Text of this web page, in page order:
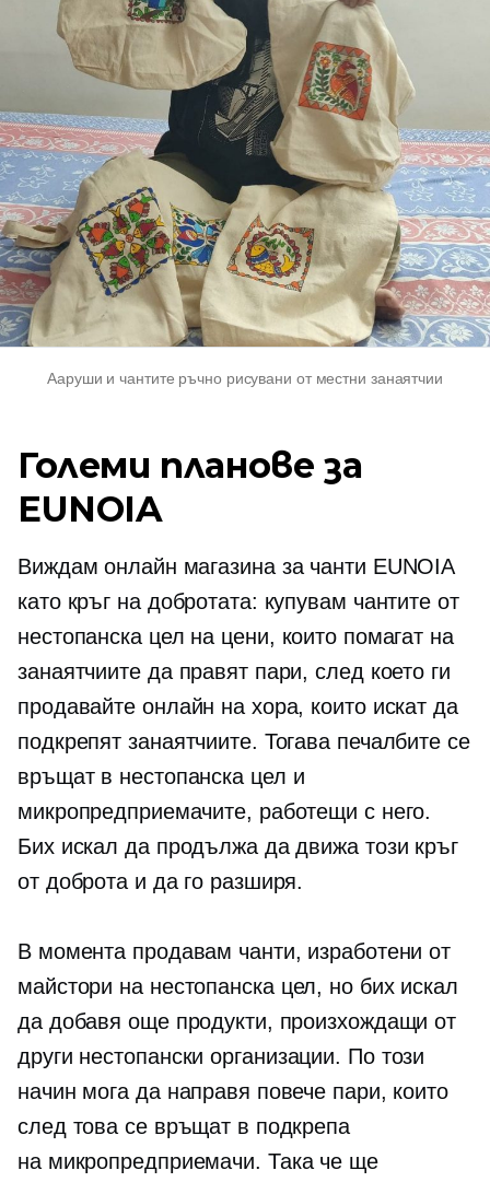
Ааруши и чантите ръчно рисувани от местни занаятчии
Големи планове за
EUNOIA
Виждам онлайн магазина за чанти EUNOIA
като кръг на добротата: купувам чантите от
нестопанска цел на цени, които помагат на
занаятчиите да правят пари, след което ги
продавайте онлайн на хора, които искат да
подкрепят занаятчиите. Тогава печалбите се
връщат в нестопанска цел и
микропредприемачите, работещи с него.
Бих искал да продължа да движа този кръг
от доброта и да го разширя.
В момента продавам чанти, изработени от
майстори на нестопанска цел, но бих искал
да добавя още продукти, произхождащи от
други нестопански организации. По този
начин мога да направя повече пари, които
след това се връщат в подкрепа
на микропредприемачи. Така че ще